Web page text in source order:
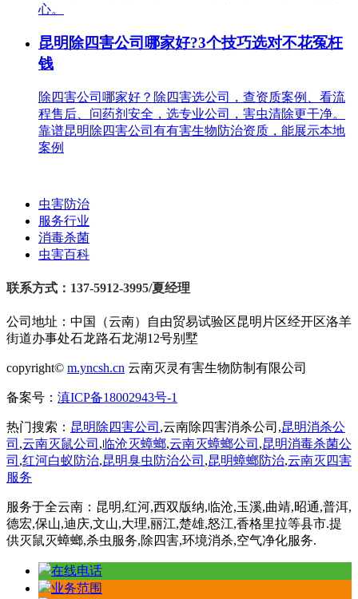
心。
昆明除四害公司哪家好?3个技巧选对不花冤枉
钱
除四害公司哪家好？除四害选公司，查资质案例、看流
程售后、问药剂安全，选专业公司，害虫清除更干净。
靠谱昆明除四害公司有有害生物防治资质，能展示本地
案例
虫害防治
服务行业
消毒杀菌
虫害百科
联系方式：137-5912-3995/夏经理
公司地址：中国（云南）自由贸易试验区昆明片区经开区洛羊
街道办事处石龙路石龙湖12号别墅
copyright© m.yncsh.cn 云南灭灵有害生物防制有限公司
备案号： 滇ICP备18002943号-1
热门搜索： 昆明除四害公司 ,云南除四害消杀公司,昆明消杀公
司 ,云南灭鼠公司 ,临沧灭蟑螂,云南灭蟑螂公司 ,昆明消毒杀菌公
司 ,红河白蚁防治,昆明臭虫防治公司 ,昆明蟑螂防治,云南灭四害
服务
服务于全云南：昆明,红河,西双版纳,临沧,玉溪,曲靖,昭通,普洱,
德宏,保山,迪庆,文山,大理,丽江,楚雄,怒江,香格里拉等县市.提
供灭鼠灭蟑螂,杀虫服务,除四害,环境消杀,空气净化服务.
在线电话
业务范围